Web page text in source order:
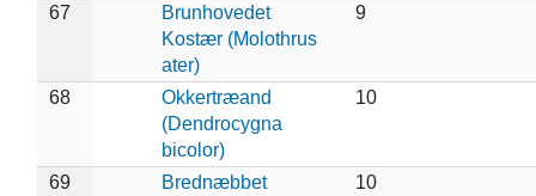
67
Brunhovedet
Kostær (Molothrus
ater)
9
68
Okkertræand
(Dendrocygna
bicolor)
10
69
Brednæbbet
10